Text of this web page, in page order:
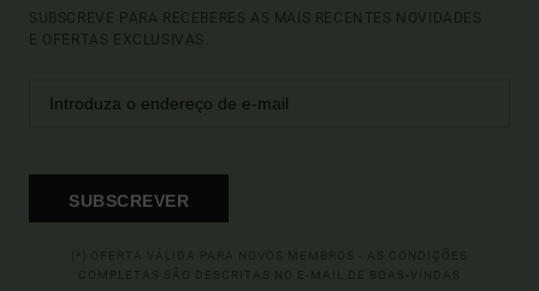
SUBSCREVE PARA RECEBERES AS MAIS RECENTES NOVIDADES
E OFERTAS EXCLUSIVAS.
SUBSCREVER